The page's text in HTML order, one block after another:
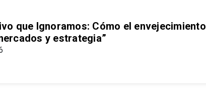
que Ignoramos: Cómo el envejecimiento
y estrategia”